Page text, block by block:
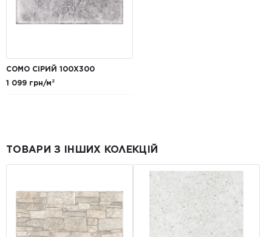
COMO СІРИЙ 100X300
1 099 грн/м²
ТОВАРИ З ІНШИХ КОЛЕКЦІЙ